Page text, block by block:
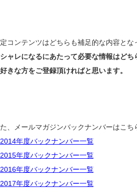
コンテンツはどちらも補足的な内容とな
ャレになるにあたって必要な情報はどち
きな方をご登録頂ければと思います。
た、メールマガジンバックナンバーはこち
年度バックナンバー一覧
年度バックナンバー一覧
年度バックナンバー一覧
年度バックナンバー一覧